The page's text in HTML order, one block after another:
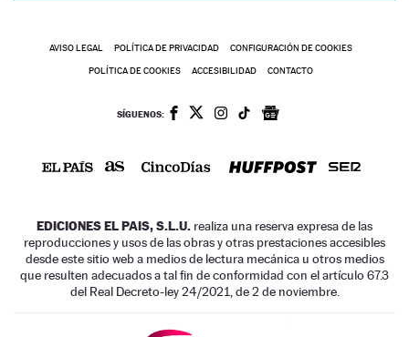
AVISO LEGAL POLÍTICA DE PRIVACIDAD CONFIGURACIÓN DE COOKIES
POLÍTICA DE COOKIES ACCESIBILIDAD CONTACTO
SÍGUENOS:
EDICIONES EL PAIS, S.L.U. realiza una reserva expresa de las
reproducciones y usos de las obras y otras prestaciones accesibles
desde este sitio web a medios de lectura mecánica u otros medios
que resulten adecuados a tal fin de conformidad con el artículo 67.3
del Real Decreto-ley 24/2021, de 2 de noviembre.